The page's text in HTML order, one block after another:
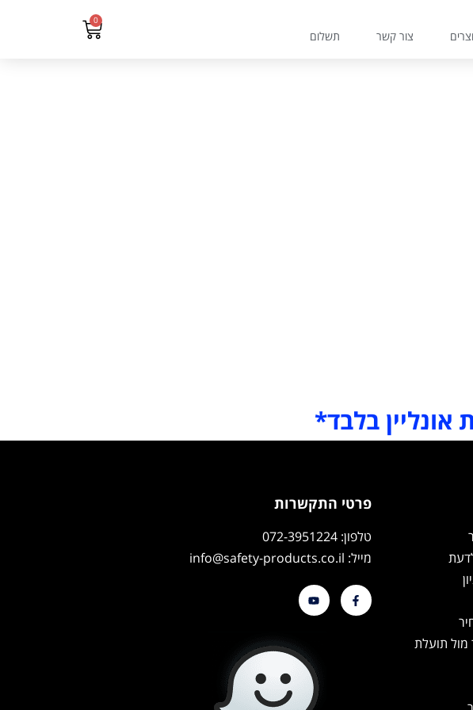
צור קשר תשלום
0
בלבד*
מול תועלת
פרטי התקשרות
טלפון: 072-3951224
מייל: info@safety-products.co.il